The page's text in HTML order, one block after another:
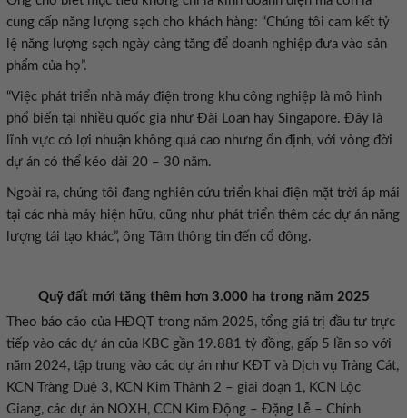
cung cấp năng lượng sạch cho khách hàng: “Chúng tôi cam kết tỷ
lệ năng lượng sạch ngày càng tăng để doanh nghiệp đưa vào sản
phẩm của họ”.
“Việc phát triển nhà máy điện trong khu công nghiệp là mô hình
phổ biến tại nhiều quốc gia như Đài Loan hay Singapore. Đây là
lĩnh vực có lợi nhuận không quá cao nhưng ổn định, với vòng đời
dự án có thể kéo dài 20 – 30 năm.
Ngoài ra, chúng tôi đang nghiên cứu triển khai điện mặt trời áp mái
tại các nhà máy hiện hữu, cũng như phát triển thêm các dự án năng
lượng tái tạo khác”, ông Tâm thông tin đến cổ đông.
Quỹ đất mới tăng thêm hơn 3.000 ha trong năm 2025
Theo báo cáo của HĐQT trong năm 2025, tổng giá trị đầu tư trực
tiếp vào các dự án của KBC gần 19.881 tỷ đồng, gấp 5 lần so với
năm 2024, tập trung vào các dự án như KĐT và Dịch vụ Tràng Cát,
KCN Tràng Duệ 3, KCN Kim Thành 2 – giai đoạn 1, KCN Lộc
Giang, các dự án NOXH, CCN Kim Động – Đặng Lễ – Chính